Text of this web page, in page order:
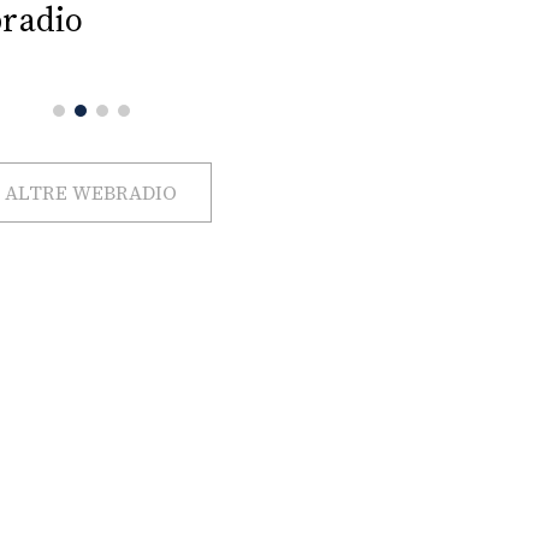
ALTRE WEBRADIO